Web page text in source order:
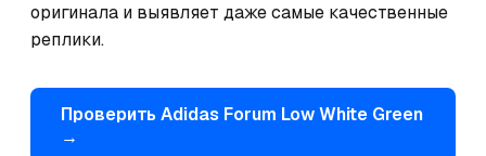
оригинала и выявляет даже самые качественные
реплики.
Проверить Adidas Forum Low White Green
→